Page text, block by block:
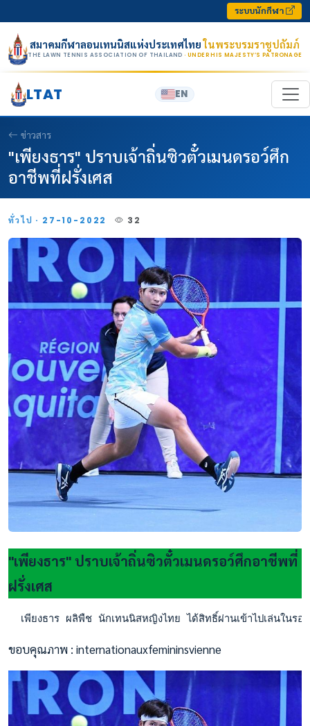
ระบบนักกีฬา
สมาคมกีฬาลอนเทนนิสแห่งประเทศไทยในพระบรมราชูปถัมภ์
THE LAWN TENNIS ASSOCIATION OF THAILAND · UNDER HIS MAJESTY’S PATRONAGE
LTAT EN
ข่าวสาร
"เพียงธาร" ปราบเจ้าถิ่นซิวตั๋วเมนดรอว์ศึก
อาชีพที่ฝรั่งเศส
ทั่วไป · 27-10-2022 32
"เพียงธาร" ปราบเจ้าถิ่นซิวตั๋วเมนดรอว์ศึกอาชีพที่
ฝรั่งเศส
เพียงธาร ผลิพืช นักเทนนิสหญิงไทย ได้สิทธิ์ผ่านเข้าไปเล่นในร
ขอบคุณภาพ : internationauxfemininsvienne